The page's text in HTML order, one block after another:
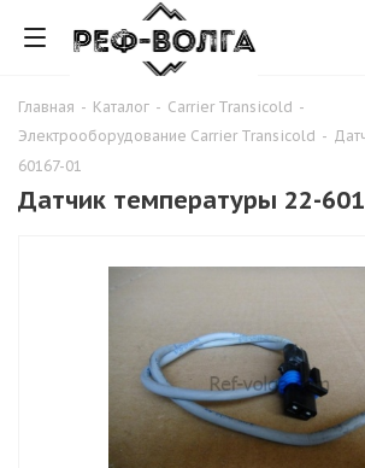
Главная - Каталог - Carrier Transicold -
Электрооборудование Carrier Transicold -
60167-01
Датчик температуры 22-